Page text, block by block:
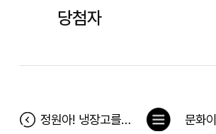
당첨자
정원아! 냉장고를 채워줘 35차 당첨자
목